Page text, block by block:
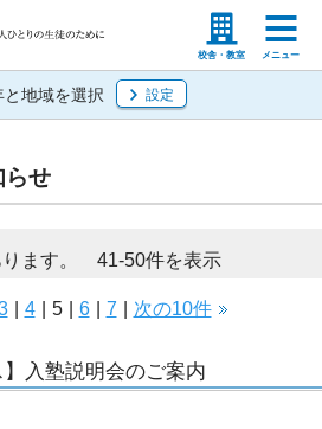
校舎・教室 メニュー
高等学校の先生
と地域を選択 設定
らせ
ります。 41-50件を表示
4 5 6 7 次の10件
】入塾説明会のご案内